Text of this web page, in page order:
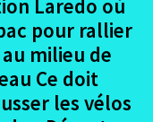
Laredo où
pour rallier
milieu de
Ce doit
les vélos